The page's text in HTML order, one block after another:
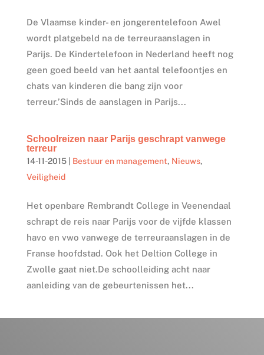
De Vlaamse kinder- en jongerentelefoon Awel
wordt platgebeld na de terreuraanslagen in
Parijs. De Kindertelefoon in Nederland heeft nog
geen goed beeld van het aantal telefoontjes en
chats van kinderen die bang zijn voor
terreur.’Sinds de aanslagen in Parijs...
Schoolreizen naar Parijs geschrapt vanwege
terreur
14-11-2015| Bestuur en management, Nieuws,
Veiligheid
Het openbare Rembrandt College in Veenendaal
schrapt de reis naar Parijs voor de vijfde klassen
havo en vwo vanwege de terreuraanslagen in de
Franse hoofdstad. Ook het Deltion College in
Zwolle gaat niet.De schoolleiding acht naar
aanleiding van de gebeurtenissen het...